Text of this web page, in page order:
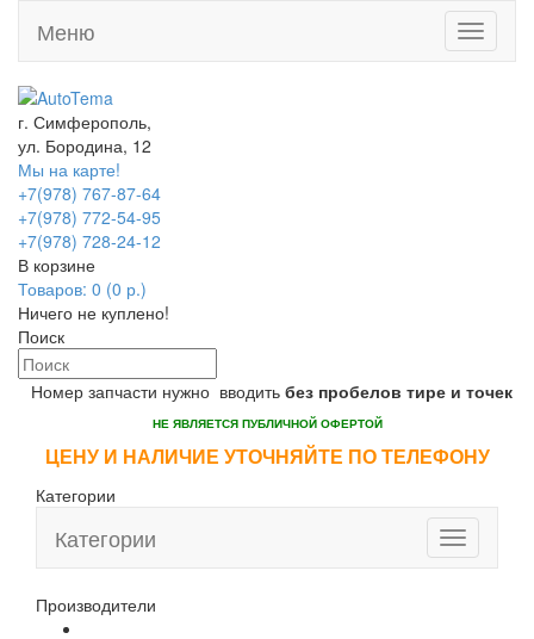
Toggle
Меню
г. Симферополь,
ул. Бородина, 12
Мы на карте!
+7(978) 767-87-64
+7(978) 772-54-95
+7(978) 728-24-12
В корзине
Товаров: 0 (0 р.)
Ничего не куплено!
Поиск
Номер запчасти нужно вводить без пробелов тире и точек
НЕ ЯВЛЯЕТСЯ ПУБЛИЧНОЙ ОФЕРТОЙ
ЦЕНУ И НАЛИЧИЕ УТОЧНЯЙТЕ ПО ТЕЛЕФОНУ
Категории
Toggle
navigation
Категории
Производители